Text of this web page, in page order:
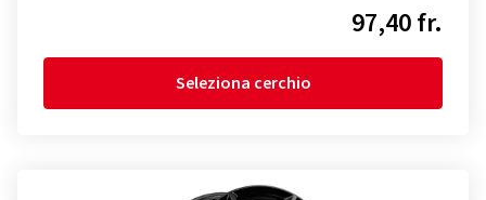
97,40 fr.
Seleziona cerchio